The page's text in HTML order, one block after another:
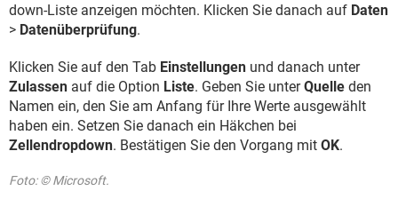
down-Liste anzeigen möchten. Klicken Sie danach auf Daten
> Datenüberprüfung.
Klicken Sie auf den Tab Einstellungen und danach unter
Zulassen auf die Option Liste. Geben Sie unterQuelle den
Namen ein, den Sie am Anfang für Ihre Werte ausgewählt
haben ein. Setzen Sie danach ein Häkchen bei
Zellendropdown. Bestätigen Sie den Vorgang mit OK.
Foto: © Microsoft.